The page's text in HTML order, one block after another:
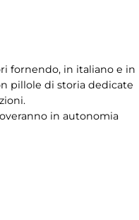
fornendo, in italiano e in
pillole di storia dedicate
in autonomia